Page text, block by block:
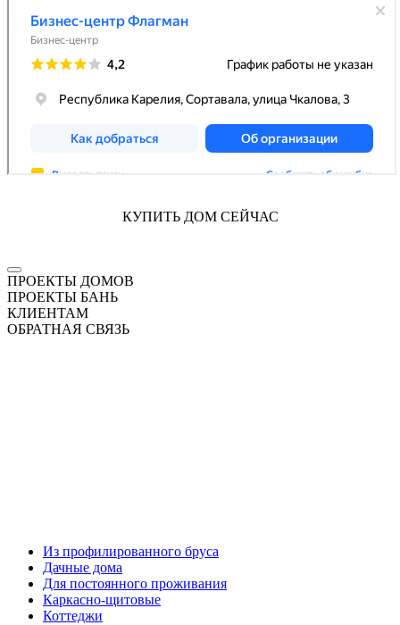
КУПИТЬ ДОМ СЕЙЧАС
ПРОЕКТЫ ДОМОВ
ПРОЕКТЫ БАНЬ
КЛИЕНТАМ
ОБРАТНАЯ СВЯЗЬ
Из профилированного бруса
Дачные дома
Для постоянного проживания
Каркасно-щитовые
Коттеджи